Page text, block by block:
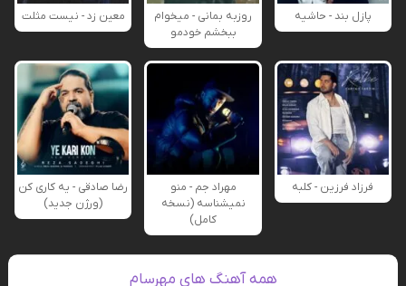
پازل بند - حاشیه
روزبه بمانی - میخوام
ببخشم خودمو
معین زد - نیست مثلت
فرزاد فرزین - کلبه
مهراد جم - منو
نمیشناسه (نسخه
کامل)
رضا صادقی - یه کاری کن
(ورژن جدید)
همه آهنگ های مهرسام